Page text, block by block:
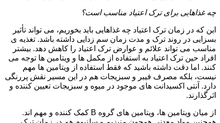
چه غذاهایی برای ترک اعتیاد مناسب است؟
این که در زمان ترک اعتیاد چه غذاهایی باید بخوریم، می تواند تأثیر
بسزایی در روند ترک و مدت زمان سم زدایی داشته باشد. تغذیه ی
مناسب می تواند علائم و عوارض ترک اعتیاد را کاهش دهد. بیشتر
افراد حین ترک اعتیاد به استفاده از مکمل ها و ویتامین ها توجه می
کنند. اما دقت داشته باشید که فقط استفاده از ویتامین ها مهم
نیست، بلکه مصرف فیبر و سبزیجات هم در این مسیر نقش پررنگی
دارد. آنتی اکسیدانت های موجود در میوه و سبزیجات تعیین کننده و
اثرگذارند.
از میان ویتامین ها، ویتامین های گروه B کمک کننده و مهم اند.